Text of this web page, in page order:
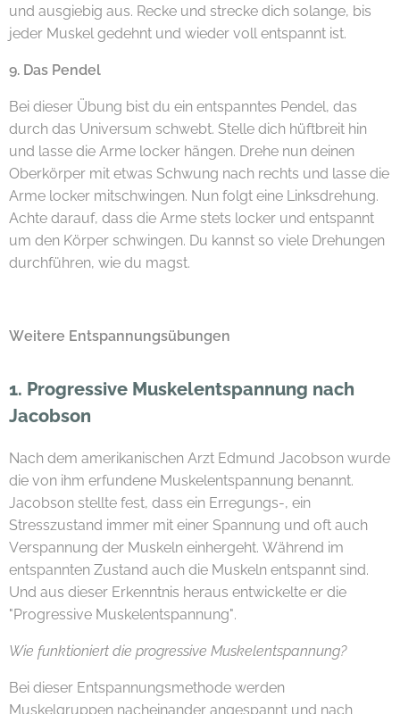
und ausgiebig aus. Recke und strecke dich solange, bis
jeder Muskel gedehnt und wieder voll entspannt ist.
9. Das Pendel
Bei dieser Übung bist du ein entspanntes Pendel, das
durch das Universum schwebt. Stelle dich hüftbreit hin
und lasse die Arme locker hängen. Drehe nun deinen
Oberkörper mit etwas Schwung nach rechts und lasse die
Arme locker mitschwingen. Nun folgt eine Linksdrehung.
Achte darauf, dass die Arme stets locker und entspannt
um den Körper schwingen. Du kannst so viele Drehungen
durchführen, wie du magst.
Weitere Entspannungsübungen
1. Progressive Muskelentspannung nach
Jacobson
Nach dem amerikanischen Arzt Edmund Jacobson wurde
die von ihm erfundene Muskelentspannung benannt.
Jacobson stellte fest, dass ein Erregungs-, ein
Stresszustand immer mit einer Spannung und oft auch
Verspannung der Muskeln einhergeht. Während im
entspannten Zustand auch die Muskeln entspannt sind.
Und aus dieser Erkenntnis heraus entwickelte er die
"Progressive Muskelentspannung".
Wie funktioniert die progressive Muskelentspannung?
Bei dieser Entspannungsmethode werden
Muskelgruppen nacheinander angespannt und nach